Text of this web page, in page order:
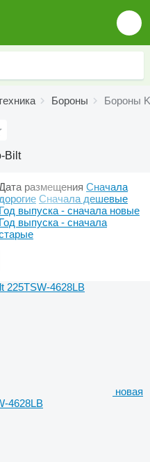
Бороны Бороны
Bilt
размещения Сначала
дорогие Сначала дешевые
Год выпуска - сначала новые
Год выпуска - сначала
новая
4628LB